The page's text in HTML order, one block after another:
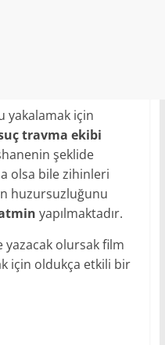
yakalamak için
travma ekibi
şeklide
olsa bile zihinleri
huzursuzluğunu
yapılmaktadır.
olursak film
için oldukça etkili bir